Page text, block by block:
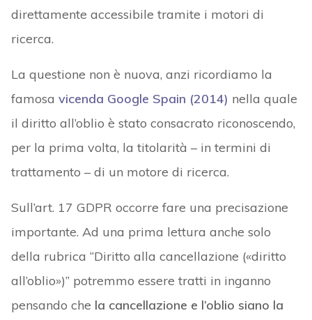
direttamente accessibile tramite i motori di
ricerca.
La questione non è nuova, anzi ricordiamo la
famosa vicenda Google Spain (2014) nella quale
il diritto all’oblio è stato consacrato riconoscendo,
per la prima volta, la titolarità – in termini di
trattamento – di un motore di ricerca.
Sull’art. 17 GDPR occorre fare una precisazione
importante. Ad una prima lettura anche solo
della rubrica “Diritto alla cancellazione («diritto
all’oblio»)” potremmo essere tratti in inganno
pensando che la cancellazione e l’oblio siano la